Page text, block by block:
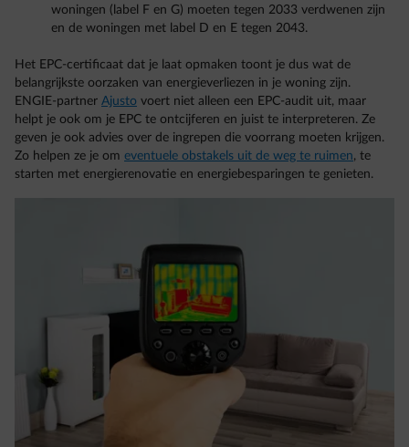
woningen (label F en G) moeten tegen 2033 verdwenen zijn
en de woningen met label D en E tegen 2043.
Het EPC-certificaat dat je laat opmaken toont je dus wat de
belangrijkste oorzaken van energieverliezen in je woning zijn.
ENGIE-partner Ajusto voert niet alleen een EPC-audit uit, maar
helpt je ook om je EPC te ontcijferen en juist te interpreteren. Ze
geven je ook advies over de ingrepen die voorrang moeten krijgen.
Zo helpen ze je om eventuele obstakels uit de weg te ruimen, te
starten met energierenovatie en energiebesparingen te genieten.